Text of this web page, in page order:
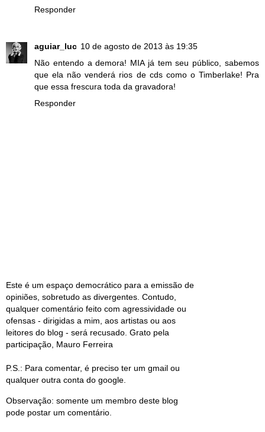
Responder
aguiar_luc 10 de agosto de 2013 às 19:35
Não entendo a demora! MIA já tem seu público, sabemos
que ela não venderá rios de cds como o Timberlake! Pra
que essa frescura toda da gravadora!
Responder
Este é um espaço democrático para a emissão de
opiniões, sobretudo as divergentes. Contudo,
qualquer comentário feito com agressividade ou
ofensas - dirigidas a mim, aos artistas ou aos
leitores do blog - será recusado. Grato pela
participação, Mauro Ferreira
P.S.: Para comentar, é preciso ter um gmail ou
qualquer outra conta do google.
Observação: somente um membro deste blog
pode postar um comentário.